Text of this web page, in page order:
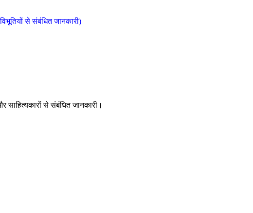
से संबंधित जानकारी)
से संबंधित जानकारी।